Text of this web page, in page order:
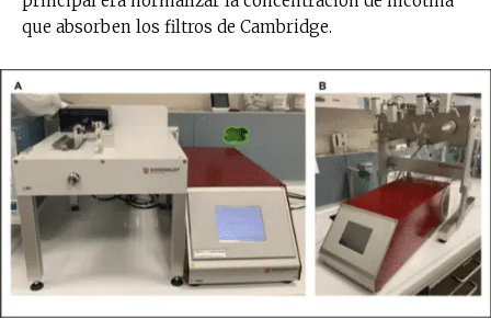
que absorben los filtros de Cambridge.